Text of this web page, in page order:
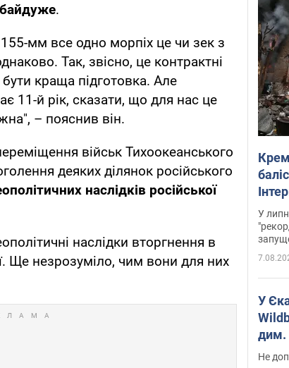
.
мм все одно морпіх це чи зек з
Так, звісно, це контрактні
краща підготовка. Але
11-й рік, сказати, що для нас це
– пояснив він.
військ Тихоокеанського
деяких ділянок російського
наслідків російської
наслідки вторгнення в
Ще незрозуміло, чим вони для них
У
У
дим.
Не